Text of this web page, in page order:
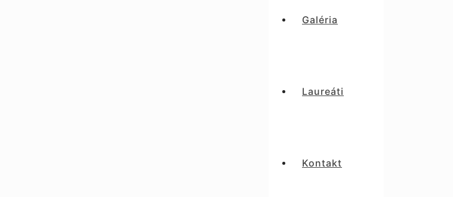
Galéria
Laureáti
Kontakt